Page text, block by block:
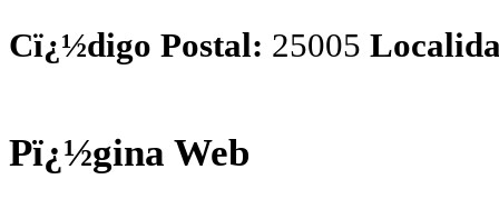
Cï¿½digo Postal: 25005
Pï¿½gina Web